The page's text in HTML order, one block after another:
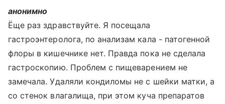
анонимно
Ёще раз здравствуйте. Я посещала
гастроэнтеролога, по анализам кала - патогенной
флоры в кишечнике нет. Правда пока не сделала
гастроскопию. Проблем с пищеварением не
замечала. Удаляли кондиломы не с шейки матки, а
со стенок влагалища, при этом куча препаратов